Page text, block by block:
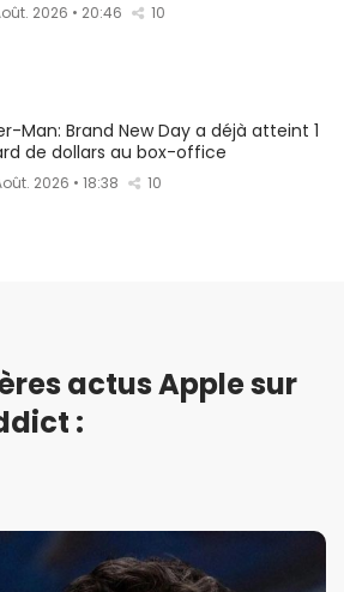
2026 • 20:46 10
Man: Brand New Day a déjà atteint 1
de dollars au box-office
2026 • 18:38 10
actus Apple sur
: